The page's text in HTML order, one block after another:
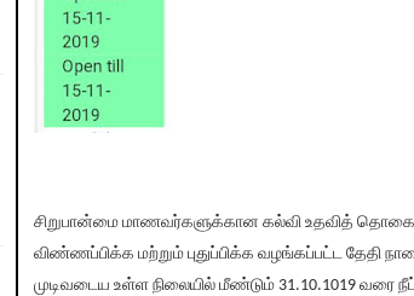
சிறுபான்மை மாணவர்களுக்கான கல்வி உதவித்
விண்ணப்பிக்க மற்றும் புதுப்பிக்க வழங்கப்பட்ட தேதி
முடிவடைய உள்ள நிலையில் மீண்டும் 31.10.1019 வரை